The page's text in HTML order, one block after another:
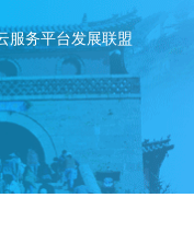
服务平台发展联盟